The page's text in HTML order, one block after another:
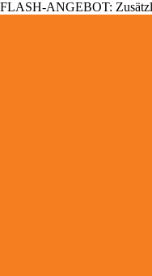
FLASH-ANGEBOT: